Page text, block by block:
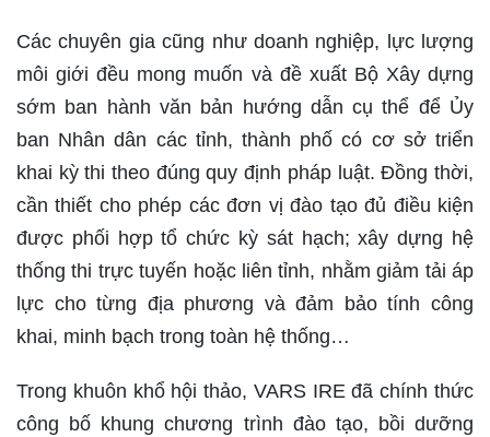
Các chuyên gia cũng như doanh nghiệp, lực lượng
môi giới đều mong muốn và đề xuất Bộ Xây dựng
sớm ban hành văn bản hướng dẫn cụ thể để Ủy
ban Nhân dân các tỉnh, thành phố có cơ sở triển
khai kỳ thi theo đúng quy định pháp luật. Đồng thời,
cần thiết cho phép các đơn vị đào tạo đủ điều kiện
được phối hợp tổ chức kỳ sát hạch; xây dựng hệ
thống thi trực tuyến hoặc liên tỉnh, nhằm giảm tải áp
lực cho từng địa phương và đảm bảo tính công
khai, minh bạch trong toàn hệ thống…
Trong khuôn khổ hội thảo, VARS IRE đã chính thức
công bố khung chương trình đào tạo, bồi dưỡng